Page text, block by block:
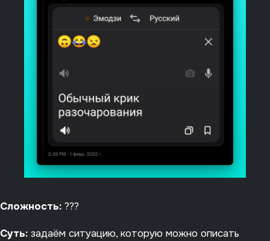
Сложность: ???
Суть: задаём ситуацию, которую можно описать